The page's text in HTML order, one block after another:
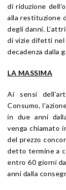
di riduzione
alla restituzione
degli danni.
di vizie difetti nel
decadenza dalla
LA MASSIMA
Ai sensi
Consumo,
in due anni
venga chiamato
del prezzo
detto termine a
entro 60 giorni
anni dalla